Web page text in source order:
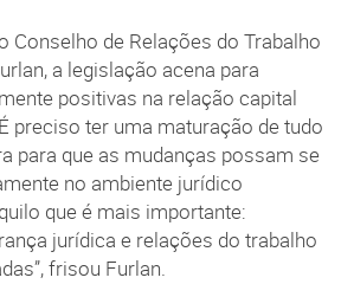
Conselho de Relações do Trabalho
a legislação acena para
positivas na relação capital
preciso ter uma maturação de tudo
para que as mudanças possam se
no ambiente jurídico
que é mais importante:
jurídica e relações do trabalho
frisou Furlan.